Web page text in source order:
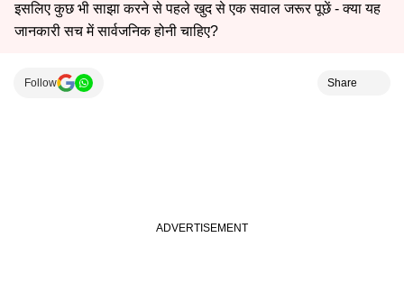
इसलिए कुछ भी साझा करने से पहले खुद से एक सवाल जरूर पूछें - क्या यह
जानकारी सच में सार्वजनिक होनी चाहिए?
Follow Share